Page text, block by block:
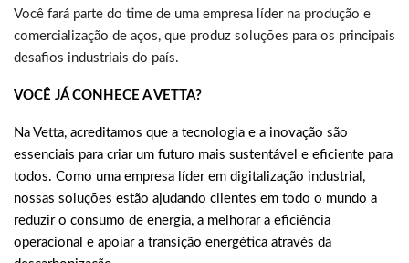
Você fará parte do time de uma empresa líder na produção e
comercialização de aços, que produz soluções para os principais
desafios industriais do país.
VOCÊ JÁ CONHECE A VETTA?
Na Vetta, acreditamos que a tecnologia e a inovação são
essenciais para criar um futuro mais sustentável e eficiente para
todos. Como uma empresa líder em digitalização industrial,
nossas soluções estão ajudando clientes em todo o mundo a
reduzir o consumo de energia, a melhorar a eficiência
operacional e apoiar a transição energética através da